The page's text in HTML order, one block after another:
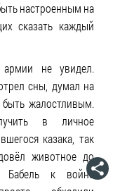
настроенным на
сказать каждый
армии не увидел.
сны, думал на
жалостливым.
в личное
казака, так
животное до
Бабель к войне